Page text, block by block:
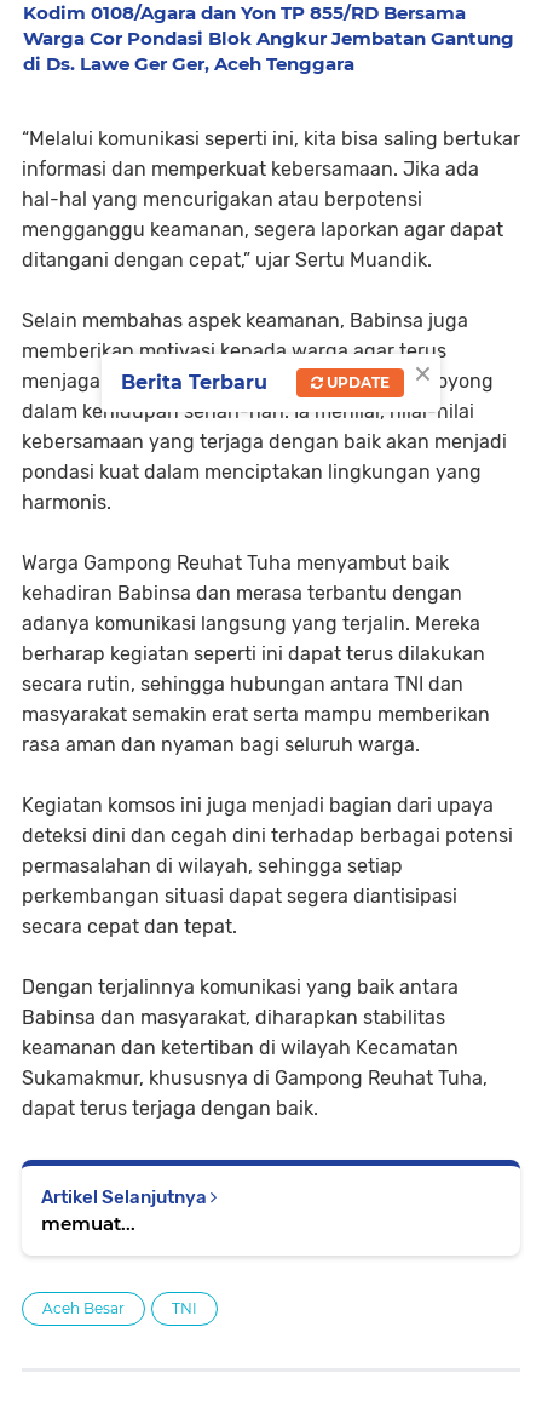
Kodim 0108/Agara dan Yon TP 855/RD Bersama
Warga Cor Pondasi Blok Angkur Jembatan Gantung
di Ds. Lawe Ger Ger, Aceh Tenggara
“Melalui komunikasi seperti ini, kita bisa saling bertukar
informasi dan memperkuat kebersamaan. Jika ada
hal-hal yang mencurigakan atau berpotensi
mengganggu keamanan, segera laporkan agar dapat
ditangani dengan cepat,” ujar Sertu Muandik.
Selain membahas aspek keamanan, Babinsa juga
memberikan motivasi kepada warga agar terus
menjaga kekompakan dan semangat gotong royong
dalam kehidupan sehari-hari. Ia menilai, nilai-nilai
kebersamaan yang terjaga dengan baik akan menjadi
pondasi kuat dalam menciptakan lingkungan yang
harmonis.
Warga Gampong Reuhat Tuha menyambut baik
kehadiran Babinsa dan merasa terbantu dengan
adanya komunikasi langsung yang terjalin. Mereka
berharap kegiatan seperti ini dapat terus dilakukan
secara rutin, sehingga hubungan antara TNI dan
masyarakat semakin erat serta mampu memberikan
rasa aman dan nyaman bagi seluruh warga.
Kegiatan komsos ini juga menjadi bagian dari upaya
deteksi dini dan cegah dini terhadap berbagai potensi
permasalahan di wilayah, sehingga setiap
perkembangan situasi dapat segera diantisipasi
secara cepat dan tepat.
Dengan terjalinnya komunikasi yang baik antara
Babinsa dan masyarakat, diharapkan stabilitas
keamanan dan ketertiban di wilayah Kecamatan
Sukamakmur, khususnya di Gampong Reuhat Tuha,
dapat terus terjaga dengan baik.
Artikel Selanjutnya
memuat...
Aceh Besar TNI
×
Berita Terbaru UPDATE